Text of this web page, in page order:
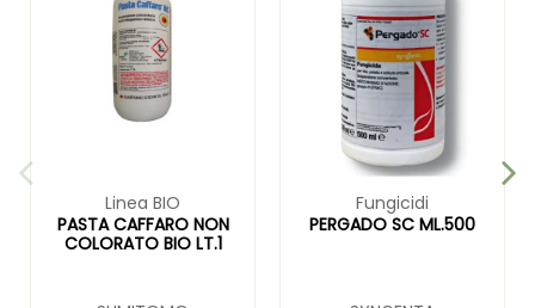
Linea BIO
PASTA CAFFARO NON
COLORATO BIO LT.1
Fungicidi
PERGADO SC ML.500